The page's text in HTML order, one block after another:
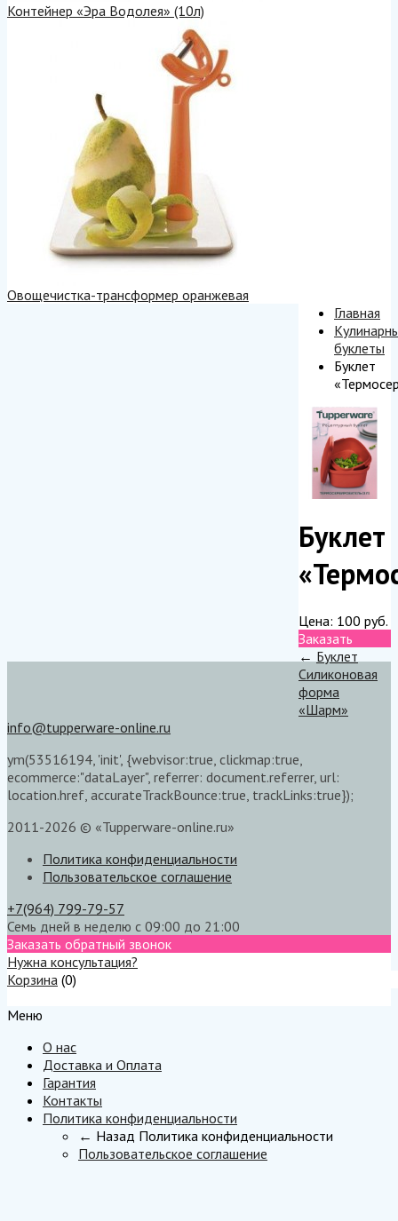
Контейнер «Эра Водолея» (10л)
Овощечистка-трансформер оранжевая
Главная
буклеты
Буклет
Буклет
Цена: 100 руб.
Заказать
← Буклет
Силиконовая
форма
«Шарм»
info@tupperware-online.ru
ym(53516194, 'init', {webvisor:true, clickmap:true,
ecommerce:"dataLayer", referrer: document.referrer, url:
location.href, accurateTrackBounce:true, trackLinks:true});
2011-2026 © «Tupperware-online.ru»
Политика конфиденциальности
Пользовательское соглашение
+7(964) 799-79-57
Семь дней в неделю с 09:00 до 21:00
Заказать обратный звонок
Нужна консультация?
Корзина (0)
Меню
О нас
Доставка и Оплата
Гарантия
Контакты
Политика конфиденциальности
← Назад Политика конфиденциальности
Пользовательское соглашение